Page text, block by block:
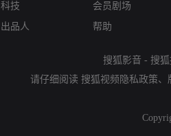
科技
出品人
会员剧场
帮助
搜狐影音 - 搜
请仔细阅读 搜狐视频隐私政策、